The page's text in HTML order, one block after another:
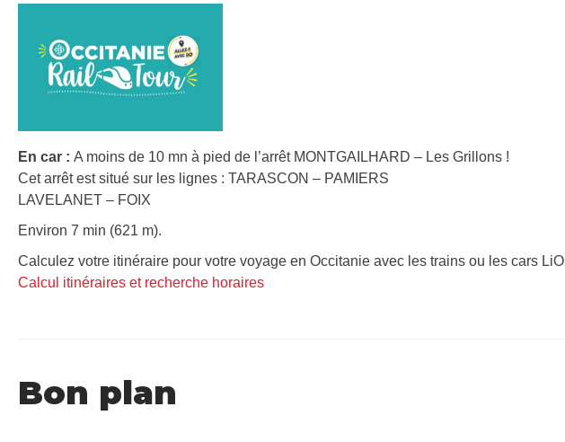
En car : A moins de 10 mn à pied de l’arrêt MONTGAILHARD – Les Grillons !
Cet arrêt est situé sur les lignes : TARASCON – PAMIERS
LAVELANET – FOIX
Environ 7 min (621 m).
Calculez votre itinéraire pour votre voyage en Occitanie avec les trains ou les cars LiO
Calcul itinéraires et recherche horaires
Bon plan